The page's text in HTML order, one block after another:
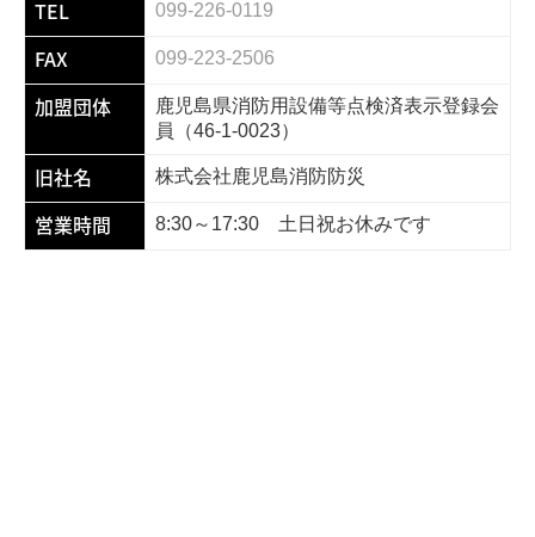
TEL 099-226-0119
FAX 099-223-2506
加盟団体
鹿児島県消防用設備等点検済表示登録会
員（46-1-0023）
旧社名 株式会社鹿児島消防防災
営業時間 8:30～17:30 土日祝お休みです